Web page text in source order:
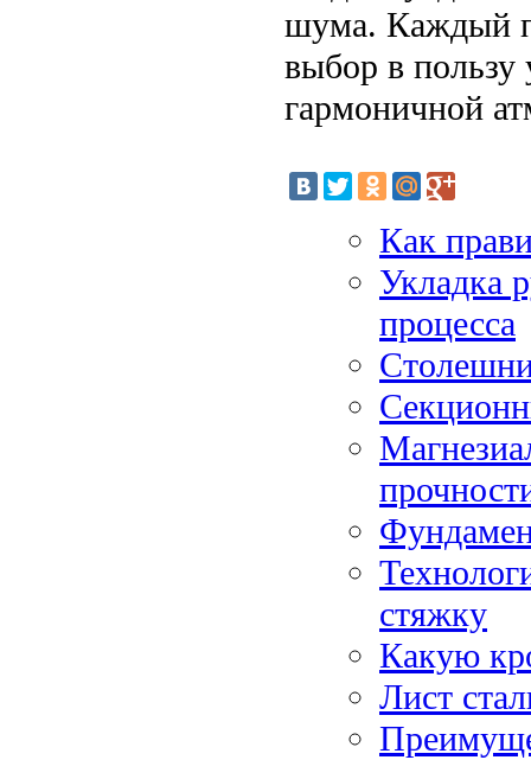
шума. Каждый
выбор в
гармоничной
Как
Укладка
процесса
стяжку
Какую
Лист